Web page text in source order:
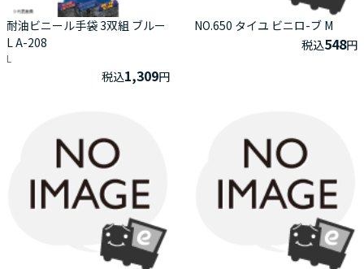
耐油ビニール手袋 3双組 ブルー
L A-208
L
税込1,309円
NO.650 タイユ ビニロ-ブ M
税込548円